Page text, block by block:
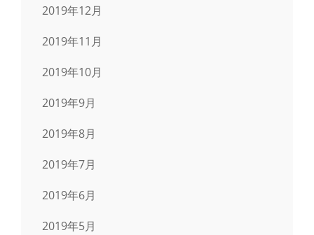
2019年12月
2019年11月
2019年10月
2019年9月
2019年8月
2019年7月
2019年6月
2019年5月